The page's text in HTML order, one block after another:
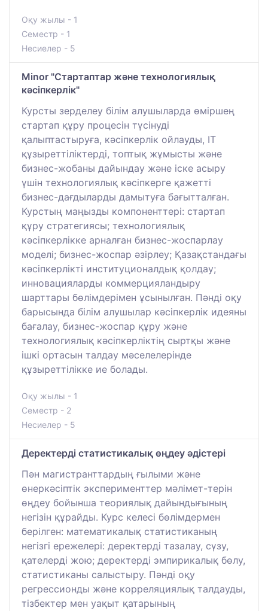
Оқу жылы - 1
Семестр - 1
Несиелер - 5
Minor "Стартаптар және технологиялық
кәсіпкерлік"
Курсты зерделеу білім алушыларда өміршең
стартап құру процесін түсінуді
қалыптастыруға, кәсіпкерлік ойлауды, IT
құзыреттіліктерді, топтық жұмысты және
бизнес-жобаны дайындау және іске асыру
үшін технологиялық кәсіпкерге қажетті
бизнес-дағдыларды дамытуға бағытталған.
Курстың маңызды компоненттері: стартап
құру стратегиясы; технологиялық
кәсіпкерлікке арналған бизнес-жоспарлау
моделі; бизнес-жоспар әзірлеу; Қазақстандағы
кәсіпкерлікті институционалдық қолдау;
инновацияларды коммерцияландыру
шарттары бөлімдерімен ұсынылған. Пәнді оқу
барысында білім алушылар кәсіпкерлік идеяны
бағалау, бизнес-жоспар құру және
технологиялық кәсіпкерліктің сыртқы және
ішкі ортасын талдау мәселелерінде
құзыреттілікке ие болады.
Оқу жылы - 1
Семестр - 2
Несиелер - 5
Деректерді статистикалық өңдеу әдістері
Пән магистранттардың ғылыми және
өнеркәсіптік эксперименттер мәлімет-терін
өңдеу бойынша теориялық дайындығының
негізін құрайды. Курс келесі бөлімдермен
берілген: математикалық статистиканың
негізгі ережелері: деректерді тазалау, сүзу,
қателерді жою; деректерді эмпирикалық бөлу,
статистиканы салыстыру. Пәнді оқу
регрессионды және корреляциялық талдауды,
тізбектер мен уақыт қатарының